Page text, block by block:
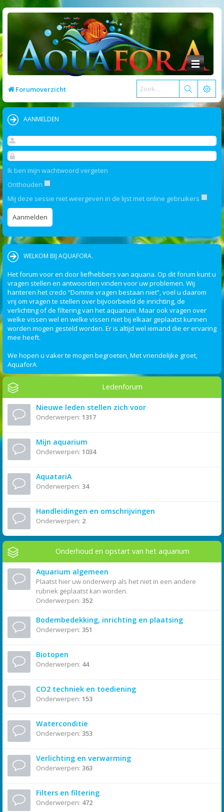
Forumoverzicht
AANMELDEN
Ik ben mijn wachtwoord vergeten
Onthouden
Mij deze sessie niet weergeven in de lijst met online gebruikers
WELKOM BIJ AQUAFORA.
Het forum voor en door liefhebbers van aquaria. Op dit forum kunt u
vragen stellen en antwoorden vinden voor uw problemen. Wij
hanteren het credo “Domme vragen bestaan niet”, voel u daarom
vrij om vragen te stellen over bijvoorbeeld de inrichting, de
verlichting of de filtering van het aquarium. Maar ook vragen over
welke vissen wel en welke vissen niet bij elkaar geplaatst kunnen
worden mogen gesteld worden. Er is altijd wel iemand die er ervaring
mee heeft.
We hopen u vaker te mogen begroeten, Met vriendelijke groet,
AquaforA
Ledenforum
Nieuwe leden stellen zich voor
Onderwerpen: 1317
Mijn aquarium
Onderwerpen: 1034
AquatariA
Onderwerpen: 34
Handleidingen en omschrijvingen
Onderwerpen: 2
Onderhoud en opstart van het aquarium
Aquarium algemeen
Plaatst hier uw onderwerp als het niet in een andere
rubriek geplaatst kan worden.
Onderwerpen: 352
Bodembedekking, inrichting en plaatsing
Onderwerpen: 351
Biotopen
Onderwerpen: 44
CO2 techniek en toediening
Onderwerpen: 153
Waterconditie
Onderwerpen: 353
Verlichting en verwarming
Onderwerpen: 363
Filters en filtering
Onderwerpen: 472